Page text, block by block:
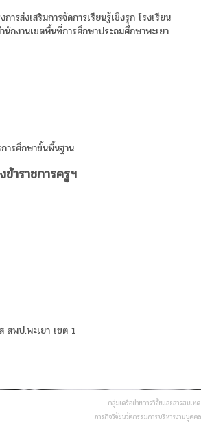
การส่งเสริมการจัดการเรียนรู้เชิงรุก โรงเรียน
กงานเขตพื้นที่การศึกษาประถมศึกษาพะเยา
ารศึกษาขั้นพื้นฐาน
ข้าราชการครูฯ
สพป.พะเยา เขต 1
กลุ่มเครือข่ายการวิจัยและสารสนเทศ
ภารกิจวิจัยนวัตกรรมการบริหารงานบุคคล